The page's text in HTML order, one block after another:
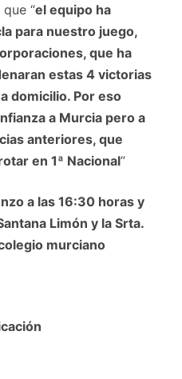
“el equipo ha
para nuestro juego,
que ha
estas 4 victorias
domicilio. Por eso
a Murcia pero a
anteriores, que
en 1ª Nacional”
a las 16:30 horas y
Limón y la Srta.
murciano